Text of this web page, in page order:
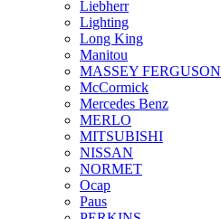
Liebherr
Lighting
Long King
Manitou
MASSEY FERGUSON
McCormick
Mercedes Benz
MERLO
MITSUBISHI
NISSAN
NORMET
Ocap
Paus